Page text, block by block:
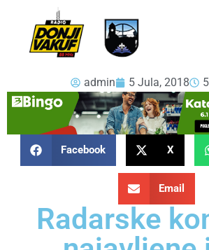
admin 5 Jula, 2018
Facebook X
Email
Radarske